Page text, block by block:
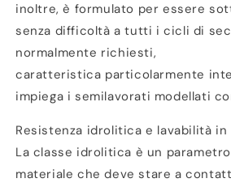
inoltre, è formulato per essere
senza difficoltà a tutti i cicli di
normalmente richiesti,
caratteristica particolarmente
impiega i semilavorati modellati
Resistenza idrolitica e lavabilità in
La classe idrolitica è un
materiale che deve stare a